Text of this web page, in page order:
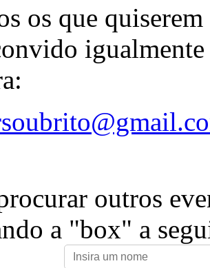
os que
outros
a "box" a